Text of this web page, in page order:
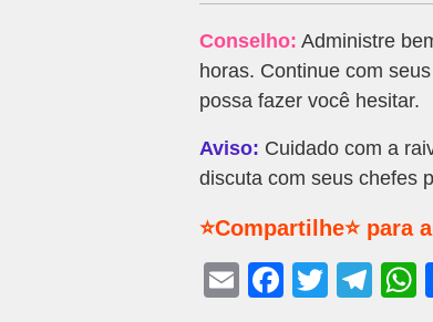
Conselho: Administre
horas. Continue com
possa fazer você hesitar.
Aviso: Cuidado com a
discuta com seus chefes
⭐Compartilhe⭐ para
E
F
T
T